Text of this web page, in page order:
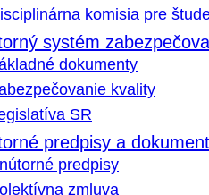
komisia pre
systém
dokumenty
kvality
SR
predpisy a
predpisy
zmluva